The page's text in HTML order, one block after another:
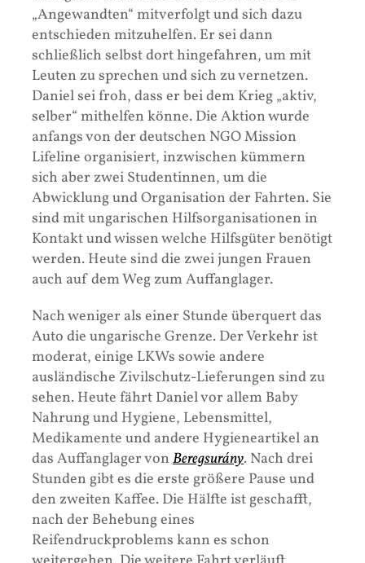
„Angewandten“ mitverfolgt und sich dazu
entschieden mitzuhelfen. Er sei dann
schließlich selbst dort hingefahren, um mit
Leuten zu sprechen und sich zu vernetzen.
Daniel sei froh, dass er bei dem Krieg „aktiv,
selber“ mithelfen könne. Die Aktion wurde
anfangs von der deutschen NGO Mission
Lifeline organisiert, inzwischen kümmern
sich aber zwei Studentinnen, um die
Abwicklung und Organisation der Fahrten. Sie
sind mit ungarischen Hilfsorganisationen in
Kontakt und wissen welche Hilfsgüter benötigt
werden. Heute sind die zwei jungen Frauen
auch auf dem Weg zum Auffanglager.
Nach weniger als einer Stunde überquert das
Auto die ungarische Grenze. Der Verkehr ist
moderat, einige LKWs sowie andere
ausländische Zivilschutz-Lieferungen sind zu
sehen. Heute fährt Daniel vor allem Baby
Nahrung und Hygiene, Lebensmittel,
Medikamente und andere Hygieneartikel an
das Auffanglager von Beregsurány. Nach drei
Stunden gibt es die erste größere Pause und
den zweiten Kaffee. Die Hälfte ist geschafft,
nach der Behebung eines
Reifendruckproblems kann es schon